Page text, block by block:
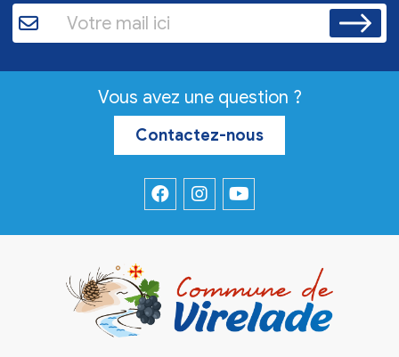
Vous avez une question ?
Contactez-nous